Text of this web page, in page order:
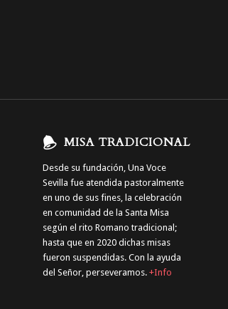
MISA TRADICIONAL
Desde su fundación, Una Voce
Sevilla fue atendida pastoralmente
en uno de sus fines, la celebración
en comunidad de la Santa Misa
según el rito Romano tradicional;
hasta que en 2020 dichas misas
fueron suspendidas. Con la ayuda
del Señor, perseveramos. +Info